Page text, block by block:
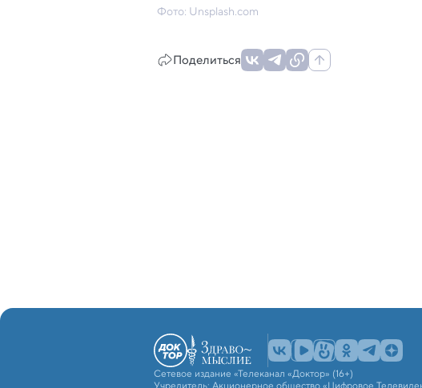
Фото: Unsplash.com
Поделиться
Сетевое издание «Телеканал «Доктор» (16+)
Учредитель: Акционерное общество «Цифровое